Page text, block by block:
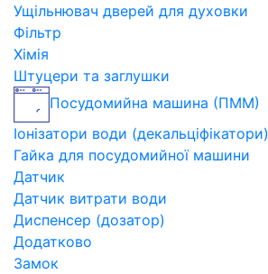
Ущільнювач дверей для духовки
Фільтр
Хімія
Штуцери та заглушки
Посудомийна машина (ПММ)
Іонізатори води (декальціфікатори)
Гайка для посудомийної машини
Датчик
Датчик витрати води
Диспенсер (дозатор)
Додатково
Замок